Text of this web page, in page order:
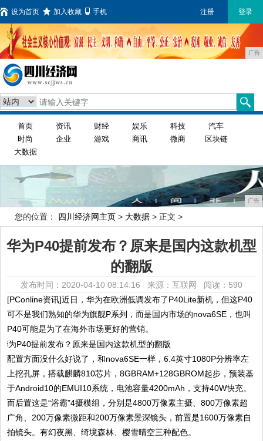
设为首页 加入收藏 手机 注册 登录
广告
首页 资讯 财经 娱乐 科技
汽车
时尚
企业 游戏 商讯 微商
区块链
大数据
广告
您的位置： 四川经济网主页 > 大数据 > 正文 >
华为P40提前发布？原来是国内这款机型
的翻版
发布时间：2020-04-10 08:14:16 来源：互联网 阅读：590
[PConline资讯]近日，华为在欧洲低调发布了P40Lite新机，但这P40
可不是我们熟知的华为旗舰P系列，而是国内市场的nova6SE，也叫
P40可能是为了在海外市场更好的营销。
配置方面没什么好说了，和nova6SE一样，6.4英寸1080P分辨率左
上挖孔屏，搭载麒麟810芯片，8GBRAM+128GBROM起步，预装基
于Android10的EMUI10系统，电池容量4200mAh，支持40W快充。
而后置这是“浴霸”4摄模组，分别是4800万像素主摄、800万像素超
广角、200万像素微距和200万像素景深镜头，前置是1600万像素自
拍镜头。有幻夜黑、绮境森林、樱雪晴空三种配色。